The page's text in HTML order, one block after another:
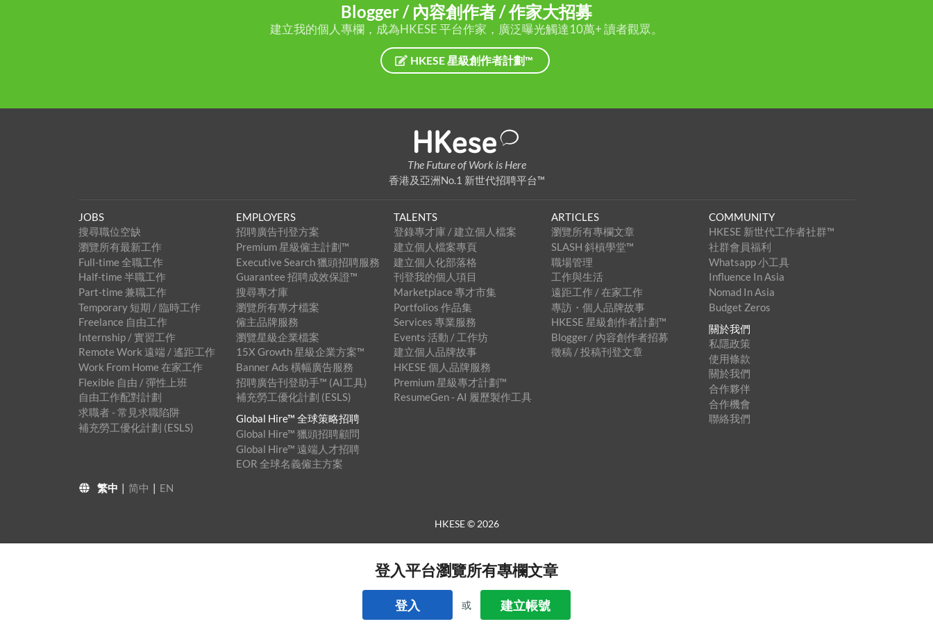
Blogger / 內容創作者 / 作家大招募
建立我的個人專欄，成為HKESE 平台作家，廣泛曝光觸達10萬+ 讀者觀眾。
HKESE 星級創作者計劃™
The Future of Work is Here
香港及亞洲No.1 新世代招聘平台™
JOBS
搜尋職位空缺
瀏覽所有最新工作
Full-time 全職工作
Half-time 半職工作
Part-time 兼職工作
Temporary 短期 / 臨時工作
Freelance 自由工作
Internship / 實習工作
Remote Work 遠端 / 遙距工作
Work From Home 在家工作
Flexible 自由 / 彈性上班
自由工作配對計劃
求職者 - 常見求職陷阱
補充勞工優化計劃 (ESLS)
EMPLOYERS
招聘廣告刊登方案
Premium 星級僱主計劃™
Executive Search 獵頭招聘服務
Guarantee 招聘成效保證™
搜尋專才庫
瀏覽所有專才檔案
僱主品牌服務
瀏覽星級企業檔案
15X Growth 星級企業方案™
Banner Ads 橫幅廣告服務
招聘廣告刊登助手™ (AI工具)
補充勞工優化計劃 (ESLS)
Global Hire™ 全球策略招聘
Global Hire™ 獵頭招聘顧問
Global Hire™ 遠端人才招聘
EOR 全球名義僱主方案
TALENTS
登錄專才庫 / 建立個人檔案
建立個人檔案專頁
建立個人化部落格
刊登我的個人項目
Marketplace 專才市集
Portfolios 作品集
Services 專業服務
Events 活動 / 工作坊
建立個人品牌故事
HKESE 個人品牌服務
Premium 星級專才計劃™
ResumeGen - AI 履歷製作工具
ARTICLES
瀏覽所有專欄文章
SLASH 斜槓學堂™
職場管理
工作與生活
遠距工作 / 在家工作
專訪・個人品牌故事
HKESE 星級創作者計劃™
Blogger / 內容創作者招募
徵稿 / 投稿刊登文章
COMMUNITY
HKESE 新世代工作者社群™
社群會員福利
Whatsapp 小工具
Influence In Asia
Nomad In Asia
Budget Zeros
關於我們
私隱政策
使用條款
關於我們
合作夥伴
合作機會
聯絡我們
繁中 | 简中 | EN
HKESE © 2026
登入平台瀏覽所有專欄文章
登入 或 建立帳號